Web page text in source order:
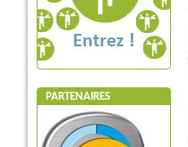
PARTENAIRES